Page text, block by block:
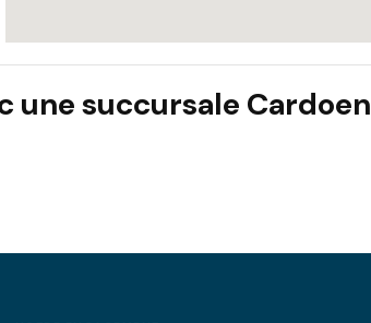
une succursale Cardoen